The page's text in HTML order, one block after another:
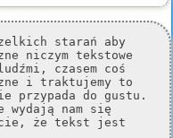
starań aby
niczym tekstowe
czasem coś
i traktujemy to
przypada do gustu.
nam się
że tekst jest